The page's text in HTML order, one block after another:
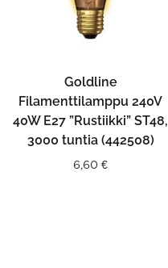
Goldline
Filamenttilamppu 240V
40W E27 ”Rustiikki” ST48,
3000 tuntia (442508)
6,60 €